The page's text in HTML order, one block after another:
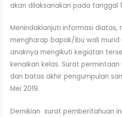
akan dilaksanakan pada tanggal
Menindaklanjuti informasi diatas,
mengharap bapak/ibu wali murid
anaknya mengikuti kegiatan
kenaikan kelas. Surat
dan batas akhir pengumpulan
Mei 2019.
Demikian surat pemberitahuan